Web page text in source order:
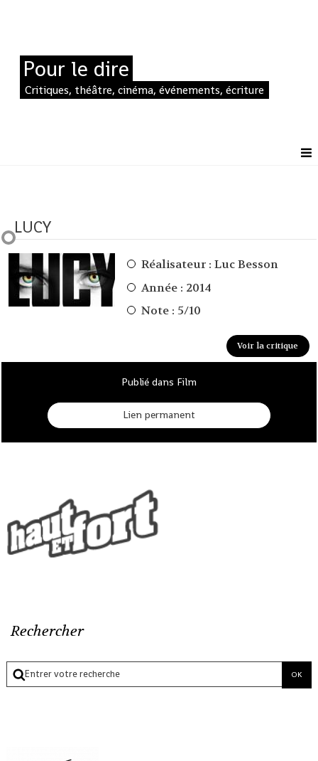
Pour le dire
Critiques, théâtre, cinéma, événements, écriture
Rechercher
LUCY
Réalisateur : Luc Besson
Année : 2014
Note : 5/10
Voir la critique
Publié dans Film
Lien permanent